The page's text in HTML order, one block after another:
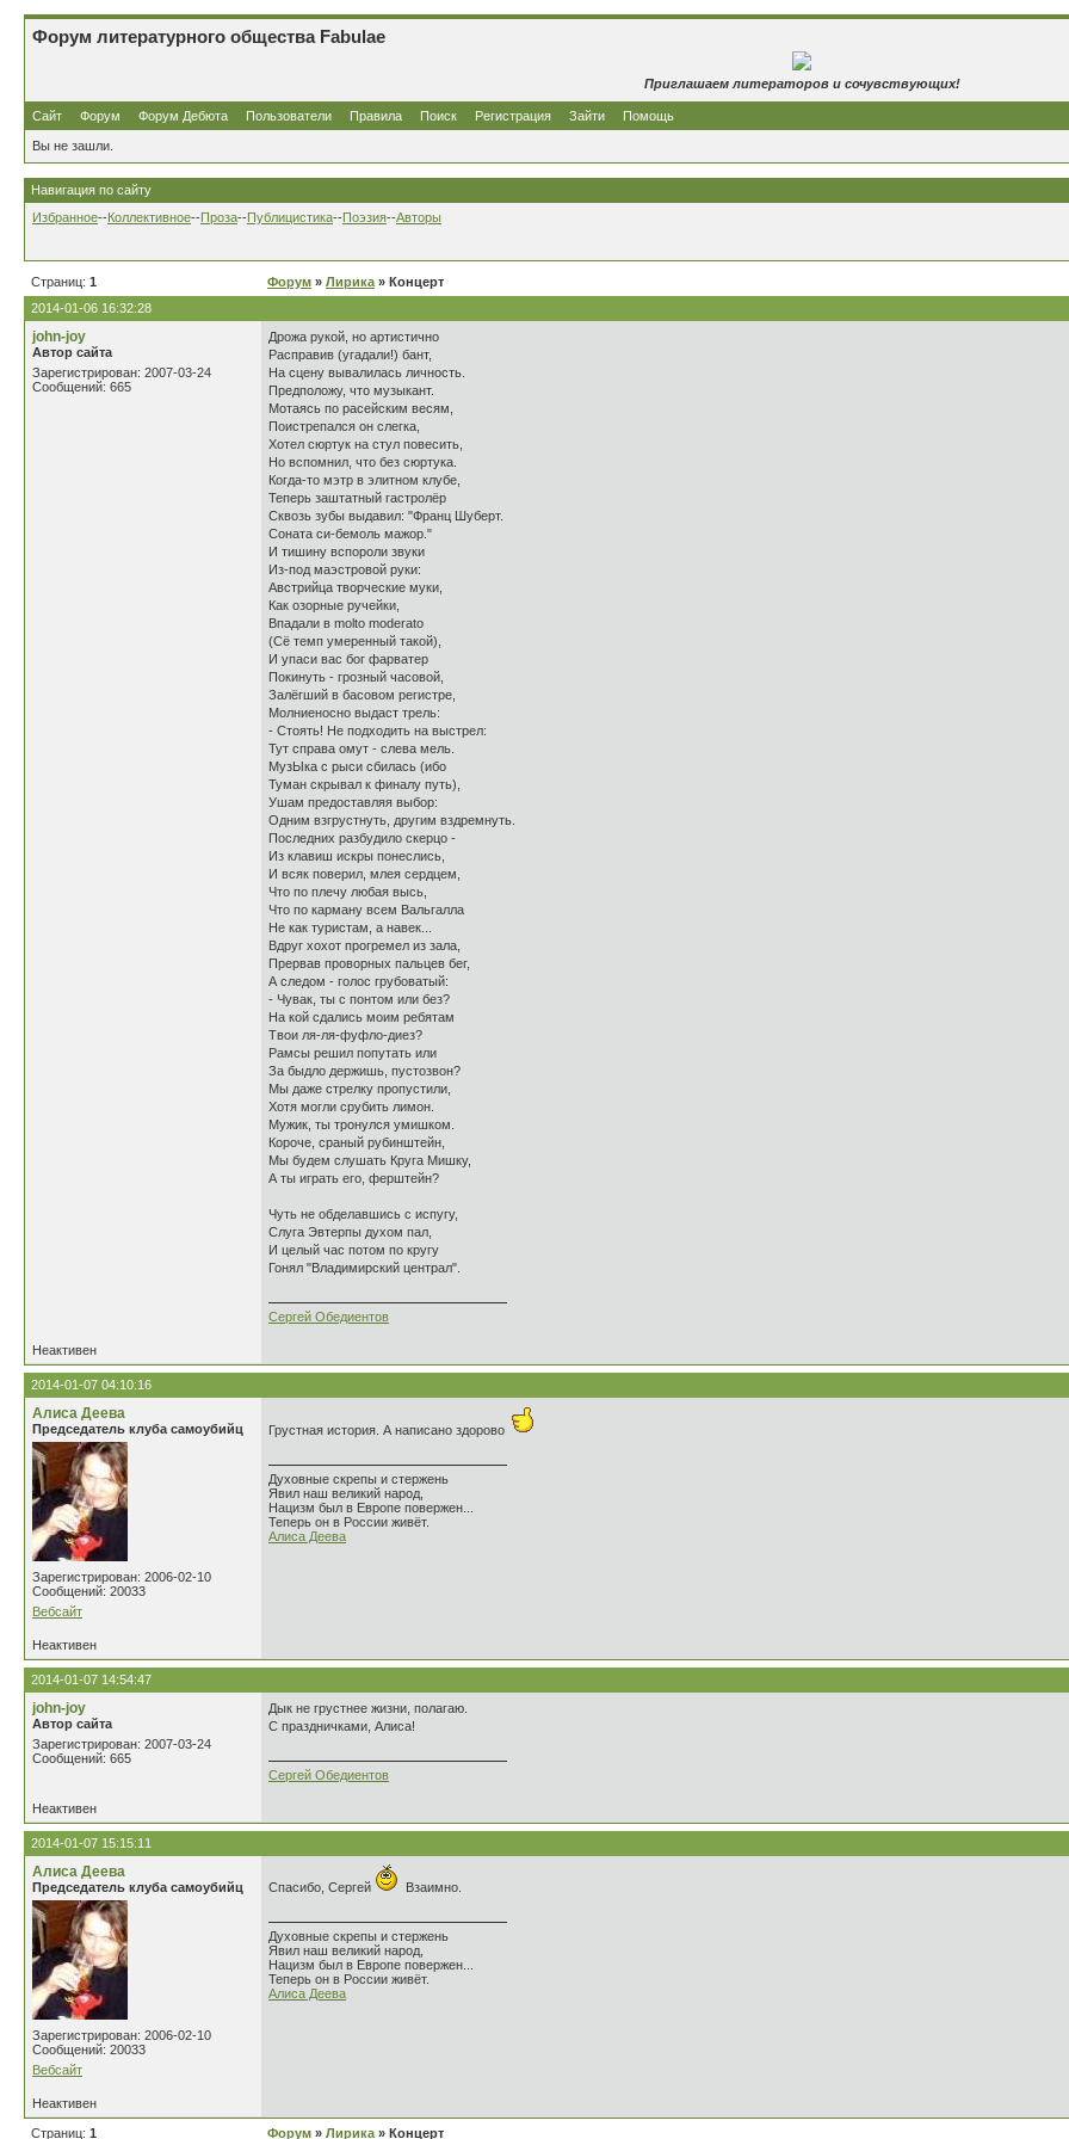
Форум литературного общества Fabulae
Приглашаем литераторов и сочувствующих!
Сайт Форум Форум Дебюта Пользователи Правила Поиск Регистрация Зайти Помощь
Вы не зашли.
Навигация по сайту
Избранное--Коллективное--Проза--Публицистика--Поэзия--Авторы
Страниц: 1 Форум » Лирика » Концерт
2014-01-06 16:32:28
john-joy
Автор сайта
Зарегистрирован: 2007-03-24
Сообщений: 665
Дрожа рукой, но артистично
Расправив (угадали!) бант,
На сцену вывалилась личность.
Предположу, что музыкант.
Мотаясь по расейским весям,
Поистрепался он слегка,
Хотел сюртук на стул повесить,
Но вспомнил, что без сюртука.
Когда-то мэтр в элитном клубе,
Теперь заштатный гастролёр
Сквозь зубы выдавил: "Франц Шуберт.
Соната си-бемоль мажор."
И тишину вспороли звуки
Из-под маэстровой руки:
Австрийца творческие муки,
Как озорные ручейки,
Впадали в molto moderato
(Сё темп умеренный такой),
И упаси вас бог фарватер
Покинуть - грозный часовой,
Залёгший в басовом регистре,
Молниеносно выдаст трель:
- Стоять! Не подходить на выстрел:
Тут справа омут - слева мель.
МузЫка с рыси сбилась (ибо
Туман скрывал к финалу путь),
Ушам предоставляя выбор:
Одним взгрустнуть, другим вздремнуть.
Последних разбудило скерцо -
Из клавиш искры понеслись,
И всяк поверил, млея сердцем,
Что по плечу любая высь,
Что по карману всем Вальгалла
Не как туристам, а навек...
Вдруг хохот прогремел из зала,
Прервав проворных пальцев бег,
А следом - голос грубоватый:
- Чувак, ты с понтом или без?
На кой сдались моим ребятам
Твои ля-ля-фуфло-диез?
Рамсы решил попутать или
За быдло держишь, пустозвон?
Мы даже стрелку пропустили,
Хотя могли срубить лимон.
Мужик, ты тронулся умишком.
Короче, сраный рубинштейн,
Мы будем слушать Круга Мишку,
А ты играть его, ферштейн?
Чуть не обделавшись с испугу,
Слуга Эвтерпы духом пал,
И целый час потом по кругу
Гонял "Владимирский централ".
Сергей Обедиентов
Неактивен
2014-01-07 04:10:16
Алиса Деева
Председатель клуба самоубийц
Зарегистрирован: 2006-02-10
Сообщений: 20033
Вебсайт
Грустная история. А написано здорово
Духовные скрепы и стержень
Явил наш великий народ,
Нацизм был в Европе повержен...
Теперь он в России живёт.
Алиса Деева
Неактивен
2014-01-07 14:54:47
john-joy
Автор сайта
Зарегистрирован: 2007-03-24
Сообщений: 665
Дык не грустнее жизни, полагаю.
С праздничками, Алиса!
Сергей Обедиентов
Неактивен
2014-01-07 15:15:11
Алиса Деева
Председатель клуба самоубийц
Зарегистрирован: 2006-02-10
Сообщений: 20033
Вебсайт
Спасибо, Сергей Взаимно.
Духовные скрепы и стержень
Явил наш великий народ,
Нацизм был в Европе повержен...
Теперь он в России живёт.
Алиса Деева
Неактивен
Страниц: 1 Форум » Лирика » Концерт